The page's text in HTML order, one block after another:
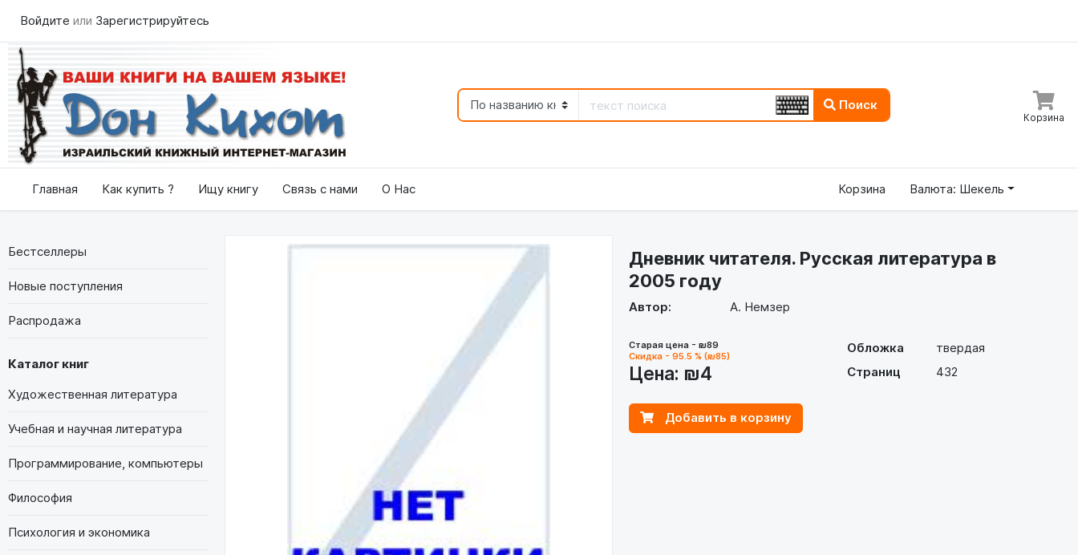
Войдите или Зарегистрируйтесь
Поиск
Корзина
Главная Как купить ? Ищу книгу Связь с нами О Нас Корзина Валюта: Шекель
Бестселлеры
Новые поступления
Распродажа
Каталог книг
Художественная литература
Учебная и научная литература
Программирование, компьютеры
Философия
Психология и экономика
Дневник читателя. Русская литература в
2005 году
Автор: А. Немзер
Обложка
твердая
Страниц
432
Старая цена - ₪89
Скидка - 95.5 % (₪85)
Цена: ₪4
Добавить в корзину